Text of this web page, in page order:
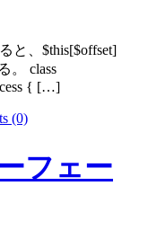
と、$this[$offset]
。 class
{ […]
(0)
フェー